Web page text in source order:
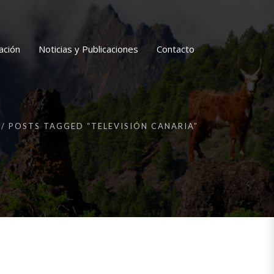
Noticias y Publicaciones Contacto
POSTS TAGGED “TELEVISIÓN CANARIA”